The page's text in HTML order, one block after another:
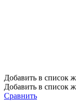
Добавить в список
Добавить в список
Сравнить